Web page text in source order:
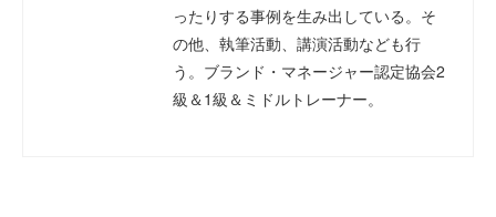
ったりする事例を生み出している。そ
の他、執筆活動、講演活動なども行
う。ブランド・マネージャー認定協会2
級＆1級＆ミドルトレーナー。